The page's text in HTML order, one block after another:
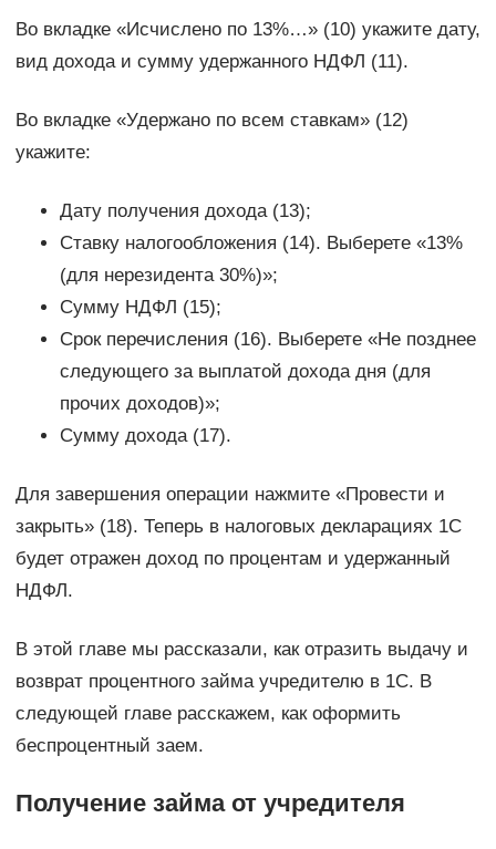
Во вкладке «Исчислено по 13%…» (10) укажите дату,
вид дохода и сумму удержанного НДФЛ (11).
Во вкладке «Удержано по всем ставкам» (12)
укажите:
Дату получения дохода (13);
Ставку налогообложения (14). Выберете «13%
(для нерезидента 30%)»;
Сумму НДФЛ (15);
Срок перечисления (16). Выберете «Не позднее
следующего за выплатой дохода дня (для
прочих доходов)»;
Сумму дохода (17).
Для завершения операции нажмите «Провести и
закрыть» (18). Теперь в налоговых декларациях 1С
будет отражен доход по процентам и удержанный
НДФЛ.
В этой главе мы рассказали, как отразить выдачу и
возврат процентного займа учредителю в 1С. В
следующей главе расскажем, как оформить
беспроцентный заем.
Получение займа от учредителя